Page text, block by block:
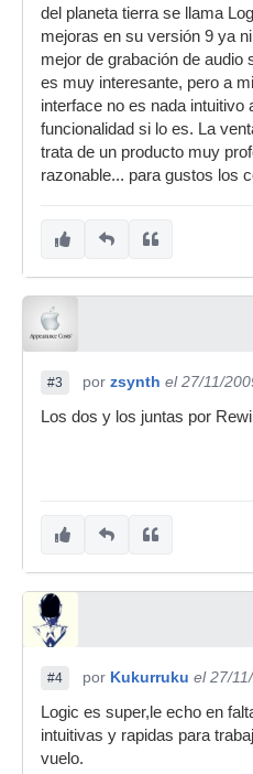
del planeta tierra se llama
mejoras en su versión 9 ya
mejor de grabación de audio
es muy interesante, pero a
interface no es nada intuitivo
funcionalidad si lo es. La
trata de un producto muy
razonable... para gustos los
#3 por zsynth el 27/11/
Los dos y los juntas por
#4 por Kukurruku el 27/
Logic es super,le echo en
intuitivas y rapidas para
vuelo.